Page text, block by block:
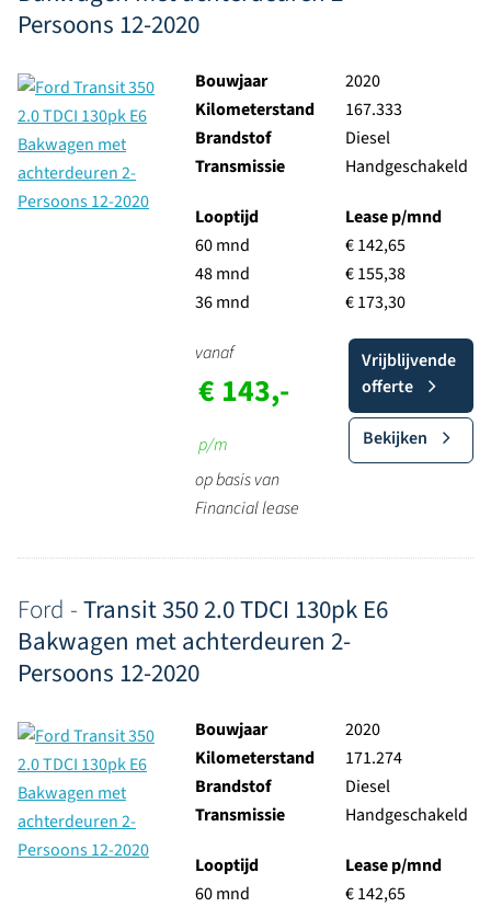
Persoons 12-2020
Bouwjaar
2020
Kilometerstand
167.333
Brandstof
Diesel
Transmissie
Handgeschakeld
Looptijd
60 mnd
48 mnd
36 mnd
Lease p/mnd
€ 142,65
€ 155,38
€ 173,30
vanaf
€ 143,-
p/m
op basis van
Financial lease
Vrijblijvende
offerte
Bekijken
Ford -Transit 350 2.0 TDCI 130pk E6
Bakwagen met achterdeuren 2-
Persoons 12-2020
Bouwjaar
2020
Kilometerstand
171.274
Brandstof
Diesel
Transmissie
Handgeschakeld
Looptijd
60 mnd
Lease p/mnd
€ 142,65